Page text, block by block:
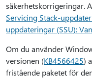
säkerhetskorrigeringar.
Servicing Stack-
uppdateringar (SSU):
Om du använder
versionen (KB4566425)
fristående paketet för